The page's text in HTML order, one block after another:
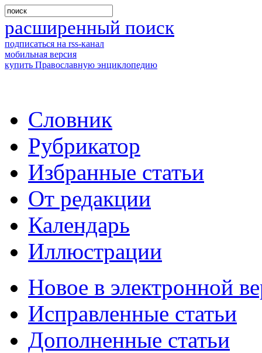
расширенный поиск
подписаться на rss-канал
мобильная версия
купить Православную энциклопедию
Словник
Рубрикатор
Избранные статьи
От редакции
Календарь
Иллюстрации
Новое в электронной
Исправленные статьи
Дополненные статьи